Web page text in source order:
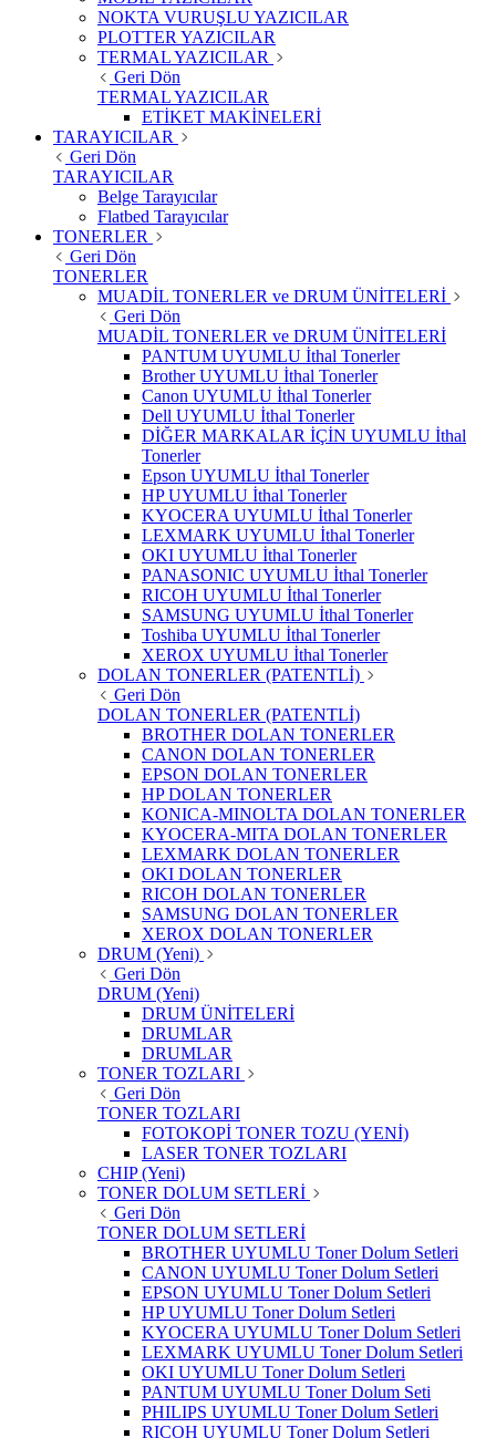
NOKTA VURUŞLU YAZICILAR
PLOTTER YAZICILAR
TERMAL YAZICILAR
Geri Dön
TERMAL YAZICILAR
ETİKET MAKİNELERİ
TARAYICILAR
Geri Dön
TARAYICILAR
Belge Tarayıcılar
Flatbed Tarayıcılar
TONERLER
Geri Dön
TONERLER
MUADİL TONERLER ve DRUM ÜNİTELERİ
Geri Dön
MUADİL TONERLER ve DRUM ÜNİTELERİ
PANTUM UYUMLU İthal Tonerler
Brother UYUMLU İthal Tonerler
Canon UYUMLU İthal Tonerler
Dell UYUMLU İthal Tonerler
DİĞER MARKALAR İÇİN UYUMLU İthal
Tonerler
Epson UYUMLU İthal Tonerler
HP UYUMLU İthal Tonerler
KYOCERA UYUMLU İthal Tonerler
LEXMARK UYUMLU İthal Tonerler
OKI UYUMLU İthal Tonerler
PANASONIC UYUMLU İthal Tonerler
RICOH UYUMLU İthal Tonerler
SAMSUNG UYUMLU İthal Tonerler
Toshiba UYUMLU İthal Tonerler
XEROX UYUMLU İthal Tonerler
DOLAN TONERLER (PATENTLİ)
Geri Dön
DOLAN TONERLER (PATENTLİ)
BROTHER DOLAN TONERLER
CANON DOLAN TONERLER
EPSON DOLAN TONERLER
HP DOLAN TONERLER
KONICA-MINOLTA DOLAN TONERLER
KYOCERA-MITA DOLAN TONERLER
LEXMARK DOLAN TONERLER
OKI DOLAN TONERLER
RICOH DOLAN TONERLER
SAMSUNG DOLAN TONERLER
XEROX DOLAN TONERLER
DRUM (Yeni)
Geri Dön
DRUM (Yeni)
DRUM ÜNİTELERİ
DRUMLAR
DRUMLAR
TONER TOZLARI
Geri Dön
TONER TOZLARI
FOTOKOPİ TONER TOZU (YENİ)
LASER TONER TOZLARI
CHIP (Yeni)
TONER DOLUM SETLERİ
Geri Dön
TONER DOLUM SETLERİ
BROTHER UYUMLU Toner Dolum Setleri
CANON UYUMLU Toner Dolum Setleri
EPSON UYUMLU Toner Dolum Setleri
HP UYUMLU Toner Dolum Setleri
KYOCERA UYUMLU Toner Dolum Setleri
LEXMARK UYUMLU Toner Dolum Setleri
OKI UYUMLU Toner Dolum Setleri
PANTUM UYUMLU Toner Dolum Seti
PHILIPS UYUMLU Toner Dolum Setleri
RICOH UYUMLU Toner Dolum Setleri